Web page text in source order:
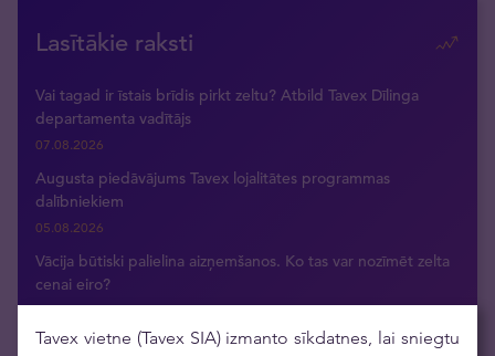
Lasītākie raksti
Vai tagad ir īstais brīdis pirkt zeltu? Atbild Tavex Dīlinga
departamenta vadītājs
07.08.2026
Augusta piedāvājums Tavex lojalitātes programmas
dalībniekiem
05.08.2026
Vācija būtiski palielina aizņemšanos. Ko tas var nozīmēt zelta
cenai eiro?
20.07.2026
Argor-Heraeus pirmo reizi pēc daudziem gadiem atjauno
Tavex vietne (Tavex SIA) izmanto sīkdatnes, lai sniegtu